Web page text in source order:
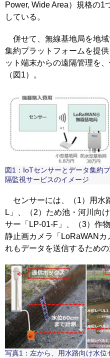
Power, Wide Area）規格の1
している。
併せて、無線基地局を地
集約プラットフォームを提
ット端末からの遠隔管理を
（図1）。
図1：IoTセンサーとデータ集約
隔監視サービスのイメージ
センサーには、（1）用水
L」、（2）ため池・河川向
サー「LP-01-F」、（3）作
静止画カメラ「LoRaWAN
れもデータを送信するため
写真1：左から、用水路向け水